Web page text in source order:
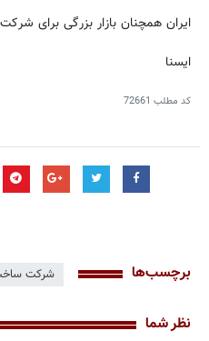
ایران همچنان بازار بزرگی برای
ایسنا
کد مطلب 72661
برچسب‌ها شرکت
نظر شما